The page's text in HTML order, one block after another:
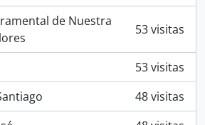
de Nuestra
53 visitas
53 visitas
48 visitas